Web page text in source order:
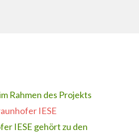
Rahmen des Projekts
IESE
IESE gehört zu den